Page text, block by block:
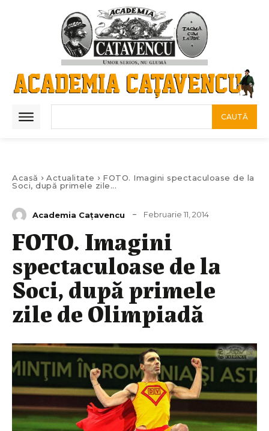
CAUTĂ
Acasă Actualitate
FOTO. Imagini spectaculoase de la
Soci, după primele zile...
Academia Caţavencu Februarie 11, 2014
FOTO. Imagini
spectaculoase de la
Soci, după primele
zile de Olimpiadă